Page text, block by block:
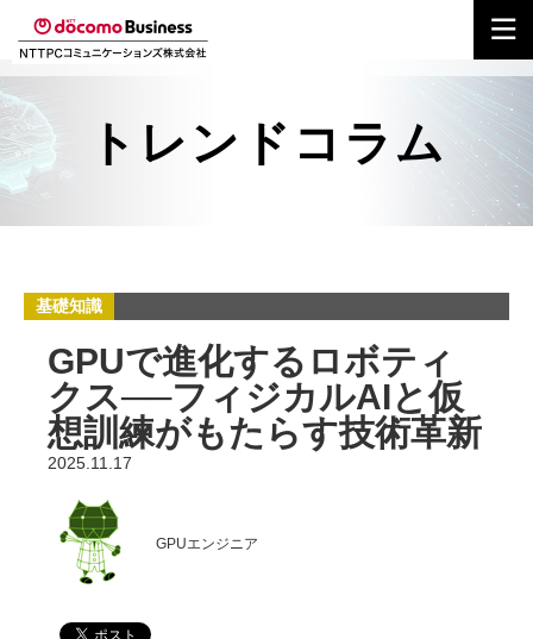
トレンドコラム
基礎知識
GPUで進化するロボティ
クス──フィジカルAIと仮
想訓練がもたらす技術革新
2025.11.17
GPUエンジニア